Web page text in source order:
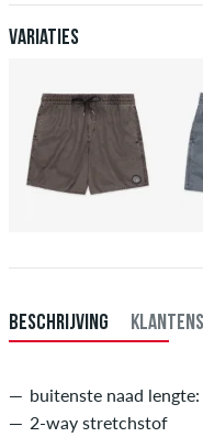
Betaling.
Variaties
BESCHRIJVING
buitenste naad
2-way stretchstof